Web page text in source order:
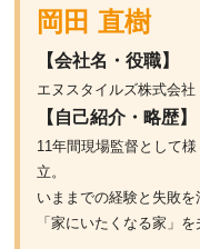
岡田 直樹
【会社名・役職】
エヌスタイルズ株式会
【自己紹介・略歴】
11年間現場監督として
立。
いままでの経験と失敗
「家にいたくなる家」